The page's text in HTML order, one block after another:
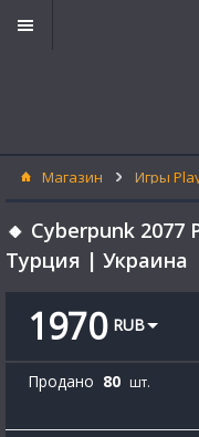
Магазин Игры
🔸 Cyberpunk 2077
Турция | Украина
1970 RUB
Продано 80 шт.